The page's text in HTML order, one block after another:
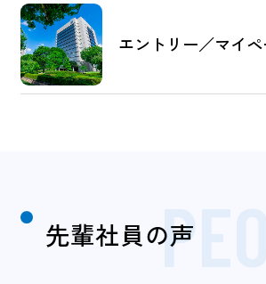
エントリー／マイ
先輩社員の声